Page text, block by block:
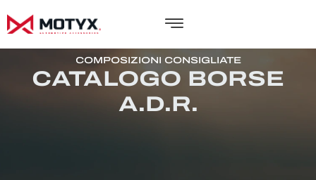
COMPOSIZIONI CONSIGLIATE
CATALOGO BORSE
A.D.R.